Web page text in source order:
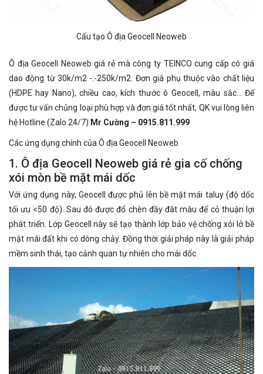
Cấu tạo Ô địa Geocell Neoweb
Ô địa Geocell Neoweb giá rẻ mà công ty TEINCO cung cấp có giá
dao động từ 30k/m2 -:-250k/m2. Đơn giá phụ thuộc vào chất liệu
(HDPE hay Nano), chiều cao, kích thước ô Geocell, màu sắc… Để
được tư vấn chủng loại phù hợp và đơn giá tốt nhất, QK vui lòng liên
hệ Hotline (Zalo 24/7) Mr Cường – 0915.811.999
Các ứng dụng chính của Ô địa Geocell Neoweb
1. Ô địa Geocell Neoweb giá rẻ gia cố chống
xói mòn bề mặt mái dốc
Với ứng dụng này, Geocell được phủ lên bề mặt mái taluy (độ dốc
tối ưu <50 độ). Sau đó được đổ chèn đầy đât màu để cỏ thuận lợi
phát triển. Lớp Geocell này sẽ tạo thành lớp bảo vệ chống xói lở bề
mặt mái đất khi có dòng chảy. Đồng thời giải pháp này là giải pháp
mềm sinh thái, tạo cảnh quan tự nhiên cho mái dốc.